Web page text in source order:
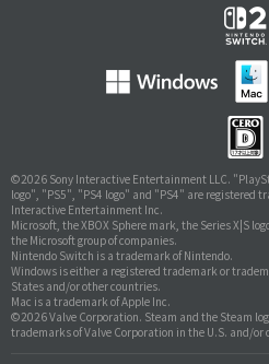
©2026 Sony Interactive Entertainment LLC.
logo", "PS5", "PS4 logo" and "PS4" are registered
Interactive Entertainment Inc.
Microsoft, the XBOX Sphere mark, the Series X|S
the Microsoft group of companies.
Nintendo Switch is a trademark of Nintendo.
Windows is either a registered trademark or
States and/or other countries.
Mac is a trademark of Apple Inc.
©2026 Valve Corporation. Steam and the Steam
trademarks of Valve Corporation in the U.S. and/or